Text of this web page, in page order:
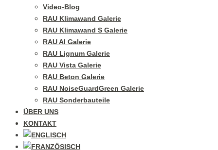
Video-Blog
RAU Klimawand Galerie
RAU Klimawand S Galerie
RAU Al Galerie
RAU Lignum Galerie
RAU Vista Galerie
RAU Beton Galerie
RAU NoiseGuardGreen Galerie
RAU Sonderbauteile
ÜBER UNS
KONTAKT